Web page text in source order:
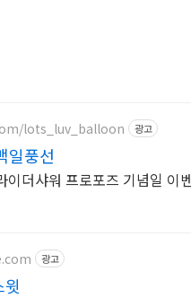
lots_luv_balloon 광고
일풍선
이더샤워 프로포즈 기념일 이
광고